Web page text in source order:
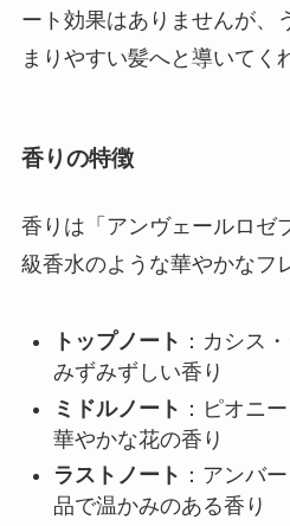
ート効果はありませんが、
まりやすい髪へと導いてく
香りの特徴
香りは「アンヴェールロゼ
級香水のような華やかなフ
トップノート ：カシス
みずみずしい香り
ミドルノート ：ピオニ
華やかな花の香り
ラストノート ：アンバ
品で温かみのある香り